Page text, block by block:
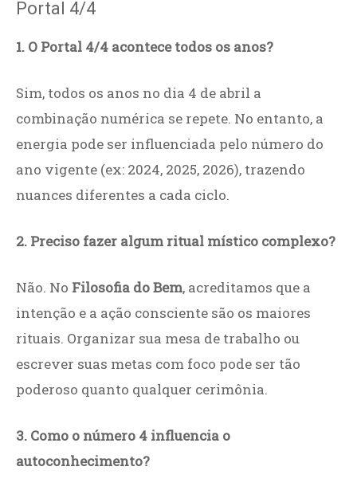
Portal 4/4
1. O Portal 4/4 acontece todos os anos?
Sim, todos os anos no dia 4 de abril a
combinação numérica se repete. No entanto, a
energia pode ser influenciada pelo número do
ano vigente (ex: 2024, 2025, 2026), trazendo
nuances diferentes a cada ciclo.
2. Preciso fazer algum ritual místico complexo?
Não. No Filosofia do Bem, acreditamos que a
intenção e a ação consciente são os maiores
rituais. Organizar sua mesa de trabalho ou
escrever suas metas com foco pode ser tão
poderoso quanto qualquer cerimônia.
3. Como o número 4 influencia o
autoconhecimento?